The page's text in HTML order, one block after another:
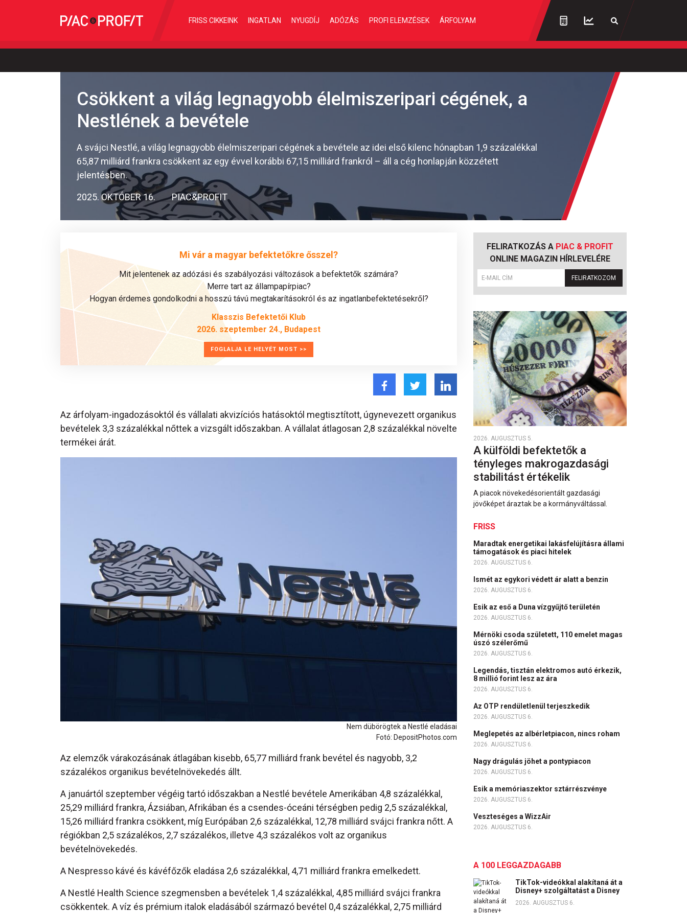
FRISS CIKKEINK INGATLAN NYUGDÍJ ADÓZÁS PROFI ELEMZÉSEK ÁRFOLYAM
Csökkent a világ legnagyobb élelmiszeripari cégének, a
Nestlének a bevétele
A svájci Nestlé, a világ legnagyobb élelmiszeripari cégének a bevétele az idei első kilenc hónapban 1,9 százalékkal
65,87 milliárd frankra csökkent az egy évvel korábbi 67,15 milliárd frankról – áll a cég honlapján közzétett
jelentésben.
2025. OKTÓBER 16. PIAC&PROFIT
Mi vár a magyar befektetőkre ősszel?
Mit jelentenek az adózási és szabályozási változások a befektetők számára?
Merre tart az állampapírpiac?
Hogyan érdemes gondolkodni a hosszú távú megtakarításokról és az ingatlanbefektetésekről?
Klasszis Befektetői Klub
2026. szeptember 24., Budapest
FOGLALJA LE HELYÉT MOST >>
Az árfolyam-ingadozásoktól és vállalati akvizíciós hatásoktól megtisztított, úgynevezett organikus
bevételek 3,3 százalékkal nőttek a vizsgált időszakban. A vállalat átlagosan 2,8 százalékkal növelte
termékei árát.
Nem dübörögtek a Nestlé eladásai
Fotó: DepositPhotos.com
Az elemzők várakozásának átlagában kisebb, 65,77 milliárd frank bevétel és nagyobb, 3,2
százalékos organikus bevételnövekedés állt.
A januártól szeptember végéig tartó időszakban a Nestlé bevétele Amerikában 4,8 százalékkal,
25,29 milliárd frankra, Ázsiában, Afrikában és a csendes-óceáni térségben pedig 2,5 százalékkal,
15,26 milliárd frankra csökkent, míg Európában 2,6 százalékkal, 12,78 milliárd svájci frankra nőtt. A
régiókban 2,5 százalékos, 2,7 százalékos, illetve 4,3 százalékos volt az organikus
bevételnövekedés.
A Nespresso kávé és kávéfőzők eladása 2,6 százalékkal, 4,71 milliárd frankra emelkedett.
A Nestlé Health Science szegmensben a bevételek 1,4 százalékkal, 4,85 milliárd svájci frankra
csökkentek. A víz és prémium italok eladásából származó bevétel 0,4 százalékkal, 2,75 milliárd
FELIRATKOZÁS A PIAC & PROFIT
ONLINE MAGAZIN HÍRLEVELÉRE
FELIRATKOZOM
2026. AUGUSZTUS 5.
A külföldi befektetők a
tényleges makrogazdasági
stabilitást értékelik
A piacok növekedésorientált gazdasági
jövőképet áraztak be a kormányváltással.
FRISS
Maradtak energetikai lakásfelújításra állami
támogatások és piaci hitelek
2026. AUGUSZTUS 6.
Ismét az egykori védett ár alatt a benzin
2026. AUGUSZTUS 6.
Esik az eső a Duna vízgyűjtő területén
2026. AUGUSZTUS 6.
Mérnöki csoda született, 110 emelet magas
úszó szélerőmű
2026. AUGUSZTUS 6.
Legendás, tisztán elektromos autó érkezik,
8 millió forint lesz az ára
2026. AUGUSZTUS 6.
Az OTP rendületlenül terjeszkedik
2026. AUGUSZTUS 6.
Meglepetés az albérletpiacon, nincs roham
2026. AUGUSZTUS 6.
Nagy drágulás jöhet a pontypiacon
2026. AUGUSZTUS 6.
Esik a memóriaszektor sztárrészvénye
2026. AUGUSZTUS 6.
Veszteséges a WizzAir
2026. AUGUSZTUS 6.
A 100 LEGGAZDAGABB
TikTok-videókkal alakítaná át a
Disney+ szolgáltatást a Disney
2026. AUGUSZTUS 6.